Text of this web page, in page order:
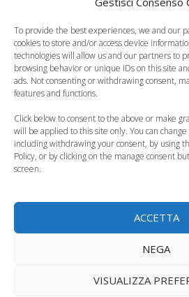
To provide the best experiences, we and our
cookies to store and/or access device
technologies will allow us and our partners to
browsing behavior or unique IDs on this site
ads. Not consenting or withdrawing consent,
features and functions.
Click below to consent to the above or make
will be applied to this site only. You can
including withdrawing your consent, by using
Policy, or by clicking on the manage consent
screen.
ACCETTA
NEGA
VISUALIZZA
italiane
Categorie
Curiosità, News, ecc.,
La sindrome da eccessiva
Palermo, bonus da 1000 euro
e giugno 2010
2 commenti su
un alleato
l’apprendimento”
Laboratori scientifici al